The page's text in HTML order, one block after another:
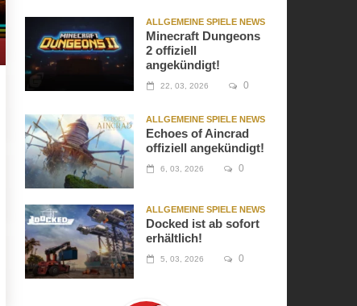
ALLGEMEINE SPIELE NEWS
Minecraft Dungeons
2 offiziell
angekündigt!
22, 03, 2026 0
ALLGEMEINE SPIELE NEWS
Echoes of Aincrad
offiziell angekündigt!
6, 03, 2026 0
ALLGEMEINE SPIELE NEWS
Docked ist ab sofort
erhältlich!
5, 03, 2026 0